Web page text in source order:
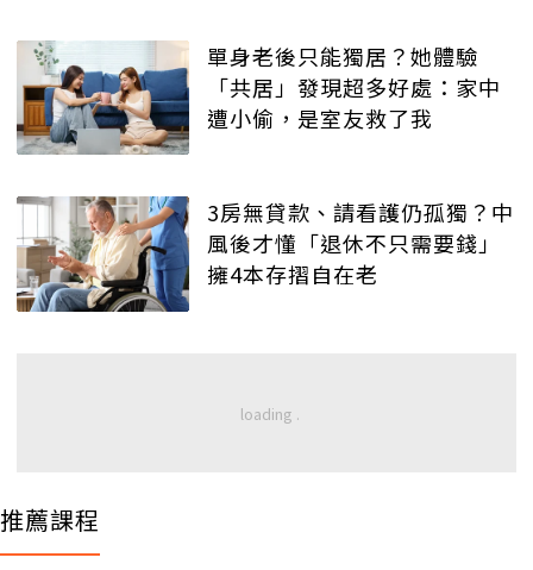
單身老後只能獨居？她體驗
「共居」發現超多好處：家中
遭小偷，是室友救了我
3房無貸款、請看護仍孤獨？中
風後才懂「退休不只需要錢」
擁4本存摺自在老
推薦課程